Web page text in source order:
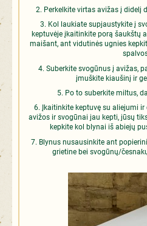
Perkelkite virtas avižas į didelį
Kol laukiate supjaustykite į
keptuvėje įkaitinkite porą šaukštų
maišant, ant vidutinės ugnies
Suberkite svogūnus į avižas,
įmuškite kiaušinį ir
Po to suberkite miltus,
Įkaitinkite keptuvę su aliejumi
avižos ir svogūnai jau kepti, jūsų
kepkite kol blynai iš abiejų
Blynus nusausinkite ant
grietine bei svogūnų/